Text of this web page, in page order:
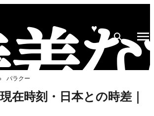
♥
パラクー
在時刻・日本との時差｜